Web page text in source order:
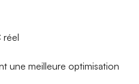
réel
une meilleure optimisation